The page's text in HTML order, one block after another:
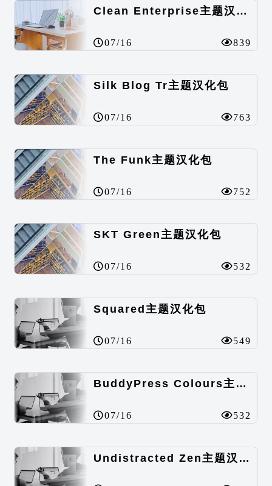
Clean Enterprise主题汉化包
07/16 839
Silk Blog Tr主题汉化包
07/16 763
The Funk主题汉化包
07/16 752
SKT Green主题汉化包
07/16 532
Squared主题汉化包
07/16 549
BuddyPress Colours主题汉化包
07/16 532
Undistracted Zen主题汉化包